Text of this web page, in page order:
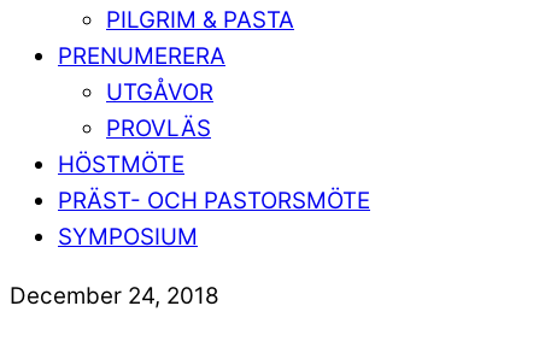
PILGRIM & PASTA
PRENUMERERA
UTGÅVOR
PROVLÄS
HÖSTMÖTE
PRÄST- OCH PASTORSMÖTE
SYMPOSIUM
December 24, 2018